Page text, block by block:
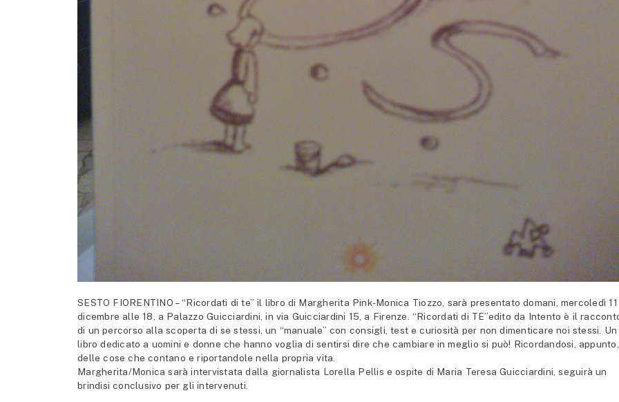
SESTO FIORENTINO – “Ricordati di te” il libro di Margherita Pink-Monica Tiozzo, sarà presentato domani, mercoledì 11
dicembre alle 18, a Palazzo Guicciardini, in via Guicciardini 15, a Firenze. “Ricordati di TE”edito da Intento è il
di un percorso alla scoperta di se stessi, un “manuale” con consigli, test e curiosità per non dimenticare noi stessi. Un
libro dedicato a uomini e donne che hanno voglia di sentirsi dire che cambiare in meglio si può! Ricordandosi, appunto,
delle cose che contano e riportandole nella propria vita.
Margherita/Monica sarà intervistata dalla giornalista Lorella Pellis e ospite di Maria Teresa Guicciardini, seguirà un
brindisi conclusivo per gli intervenuti.